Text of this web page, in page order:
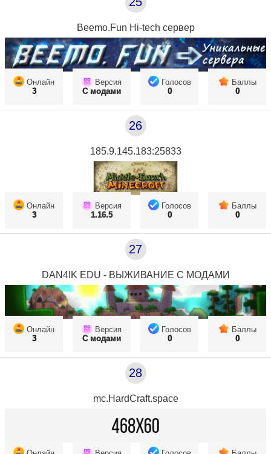
Beemo.Fun Hi-tech сервер
Онлайн
3
Версия
С модами
Голосов
0
Баллы
0
26
185.9.145.183:25833
Онлайн
3
Версия
1.16.5
Голосов
0
Баллы
0
27
DAN4IK EDU - ВЫЖИВАНИЕ С МОДАМИ
Онлайн
3
Версия
С модами
Голосов
0
Баллы
0
28
mc.HardCraft.space